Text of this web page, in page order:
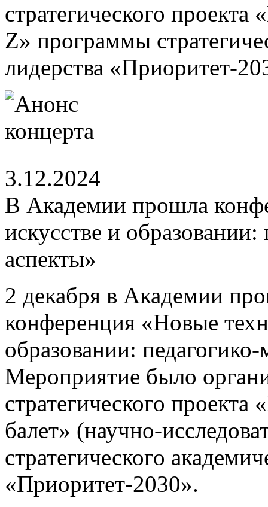
стратегического проекта
Z» программы
лидерства «Приоритет-
3.12.2024
В Академии прошла
искусстве и
аспекты»
2 декабря в Академии
конференция «Новые
образовании:
Мероприятие было
стратегического
балет» (научно-
стратегического
«Приоритет-2030».